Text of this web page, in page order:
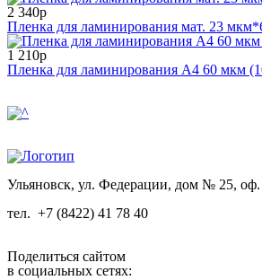
2 340р
Пленка для ламинирования мат. 23
1 210р
Пленка для ламинирования А4 60 мкм
Ульяновск, ул. Федерации, дом № 25, оф.
тел. +7 (8422) 41 78 40
Поделиться сайтом
в социальных сетях: